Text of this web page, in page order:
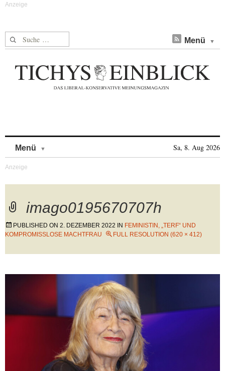
Suche nach: Menü
Menü Sa, 8. Aug 2026
imago0195670707h
PUBLISHED ON 2. DEZEMBER 2022 IN FEMINISTIN, „TERF“ UND
KOMPROMISSLOSE MACHTFRAU
FULL RESOLUTION (620 × 412)